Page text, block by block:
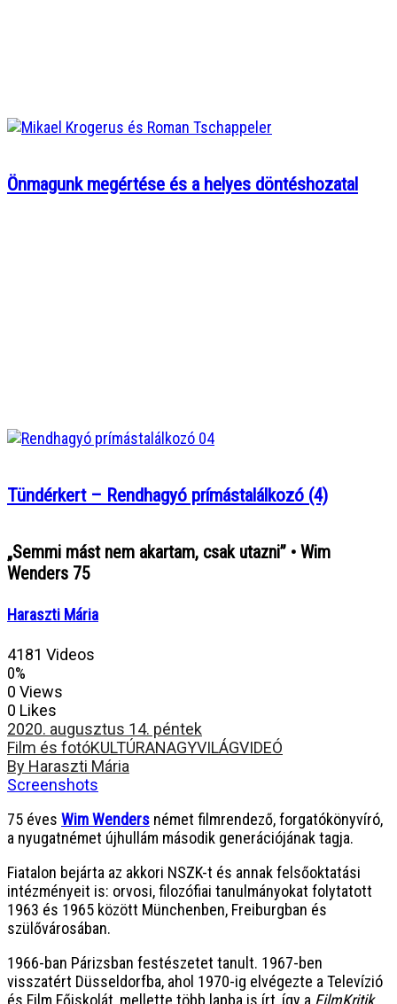
Önmagunk megértése és a helyes döntéshozatal
Tündérkert – Rendhagyó prímástalálkozó (4)
„Semmi mást nem akartam, csak utazni” • Wim
Wenders 75
Haraszti Mária
4181 Videos
0%
0 Views
0 Likes
2020. augusztus 14. péntek
Film és fotóKULTÚRANAGYVILÁGVIDEÓ
By Haraszti Mária
Screenshots
75 éves Wim Wenders német filmrendező, forgatókönyvíró,
a nyugatnémet újhullám második generációjának tagja.
Fiatalon bejárta az akkori NSZK-t és annak felsőoktatási
intézményeit is: orvosi, filozófiai tanulmányokat folytatott
1963 és 1965 között Münchenben, Freiburgban és
szülővárosában.
1966-ban Párizsban festészetet tanult. 1967-ben
visszatért Düsseldorfba, ahol 1970-ig elvégezte a Televízió
és Film Főiskolát, mellette több lapba is írt, így a FilmKritik